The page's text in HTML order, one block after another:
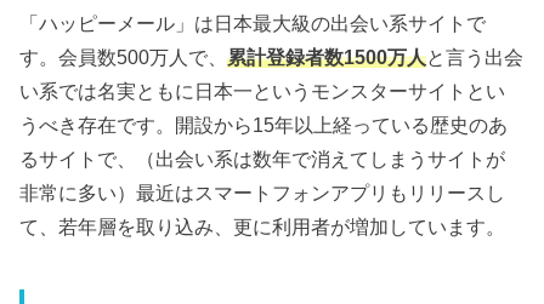
「ハッピーメール」は日本最大級の出会い系サイトで
す。会員数500万人で、累計登録者数1500万人と言う出会
い系では名実ともに日本一というモンスターサイトとい
うべき存在です。開設から15年以上経っている歴史のあ
るサイトで、（出会い系は数年で消えてしまうサイトが
非常に多い）最近はスマートフォンアプリもリリースし
て、若年層を取り込み、更に利用者が増加しています。